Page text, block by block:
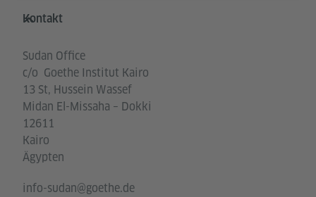
Service- und Informationsbereich
Kontakt
Sudan Office
c/o Goethe Institut Kairo
13 St, Hussein Wassef
Midan El-Missaha – Dokki
12611
Kairo
Ägypten
info-sudan@goethe.de